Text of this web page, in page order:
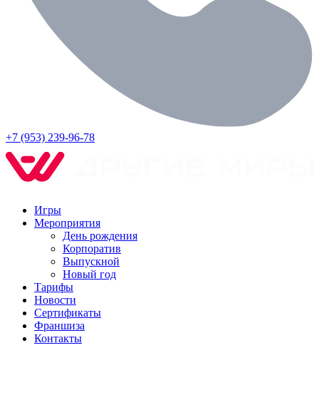
+7 (953) 239-96-78
Игры
Мероприятия
День рождения
Корпоратив
Выпускной
Новый год
Тарифы
Новости
Сертификаты
Франшиза
Контакты